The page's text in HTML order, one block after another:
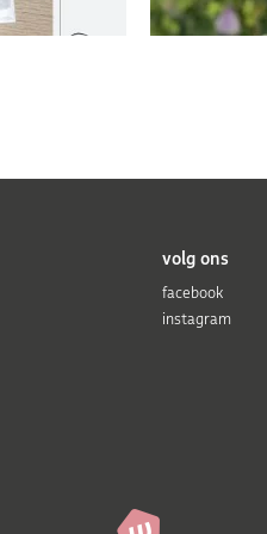
volg ons
facebook
instagram